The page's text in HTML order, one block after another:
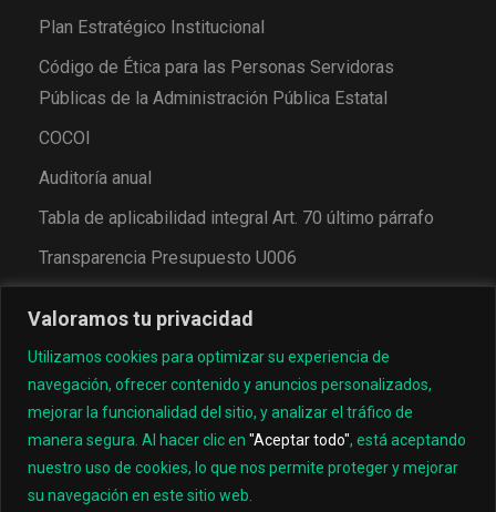
Valoramos tu privacidad
Utilizamos cookies para optimizar su experiencia de
navegación, ofrecer contenido y anuncios personalizados,
mejorar la funcionalidad del sitio, y analizar el tráfico de
manera segura. Al hacer clic en "Aceptar todo", está aceptando
nuestro uso de cookies, lo que nos permite proteger y mejorar
su navegación en este sitio web.
Plan Estratégico Institucional
Código de Ética para las Personas Servidoras
Públicas de la Administración Pública Estatal
COCOI
Auditoría anual
Tabla de aplicabilidad integral Art. 70 último párrafo
Transparencia Presupuesto U006
© 2022, Universidad Tecnológica de los Valles Centrales
de Oaxaca